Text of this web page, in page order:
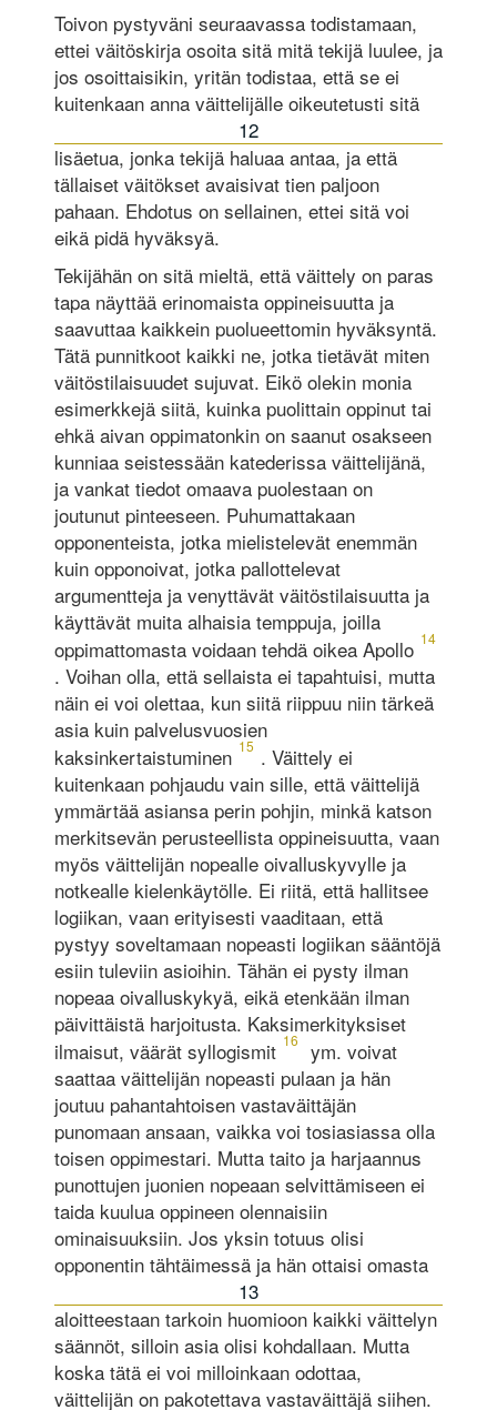
Toivon pystyväni seuraavassa todistamaan,
ettei väitöskirja osoita sitä mitä tekijä luulee, ja
jos osoittaisikin, yritän todistaa, että se ei
kuitenkaan anna väittelijälle oikeutetusti sitä
12
lisäetua, jonka tekijä haluaa antaa, ja että
tällaiset väitökset avaisivat tien paljoon
pahaan. Ehdotus on sellainen, ettei sitä voi
eikä pidä hyväksyä.
Tekijähän on sitä mieltä, että väittely on paras
tapa näyttää erinomaista oppineisuutta ja
saavuttaa kaikkein puolueettomin hyväksyntä.
Tätä punnitkoot kaikki ne, jotka tietävät miten
väitöstilaisuudet sujuvat. Eikö olekin monia
esimerkkejä siitä, kuinka puolittain oppinut tai
ehkä aivan oppimatonkin on saanut osakseen
kunniaa seistessään katederissa väittelijänä,
ja vankat tiedot omaava puolestaan on
joutunut pinteeseen. Puhumattakaan
opponenteista, jotka mielistelevät enemmän
kuin opponoivat, jotka pallottelevat
argumentteja ja venyttävät väitöstilaisuutta ja
käyttävät muita alhaisia temppuja, joilla
oppimattomasta voidaan tehdä oikea Apollo 14
. Voihan olla, että sellaista ei tapahtuisi, mutta
näin ei voi olettaa, kun siitä riippuu niin tärkeä
asia kuin palvelusvuosien
kaksinkertaistuminen 15 . Väittely ei
kuitenkaan pohjaudu vain sille, että väittelijä
ymmärtää asiansa perin pohjin, minkä katson
merkitsevän perusteellista oppineisuutta, vaan
myös väittelijän nopealle oivalluskyvylle ja
notkealle kielenkäytölle. Ei riitä, että hallitsee
logiikan, vaan erityisesti vaaditaan, että
pystyy soveltamaan no­peasti logiikan sääntöjä
esiin tuleviin asioihin. Tähän ei pysty ilman
nopeaa oivalluskykyä, eikä etenkään ilman
päivittäistä harjoitusta. Kaksimerkityksiset
ilmaisut, väärät syllogismit 16
ym. voivat
saattaa väittelijän no­peasti pulaan ja hän
joutuu pahantahtoisen vastaväittäjän
punomaan ansaan, vaikka voi tosiasiassa olla
toisen oppimestari. Mutta taito ja harjaannus
punottujen juonien nopeaan selvittämiseen ei
taida kuulua oppineen olennaisiin
ominaisuuksiin. Jos yksin totuus olisi
opponentin tähtäimessä ja hän ottaisi omasta
13
aloitteestaan tarkoin huomioon kaikki väittelyn
säännöt, silloin asia olisi kohdallaan. Mutta
koska tätä ei voi milloinkaan odottaa,
väittelijän on pakotettava vastaväittäjä siihen.